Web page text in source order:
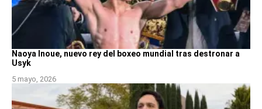
Naoya Inoue, nuevo rey del boxeo mundial tras destronar a
Usyk
5 mayo, 2026